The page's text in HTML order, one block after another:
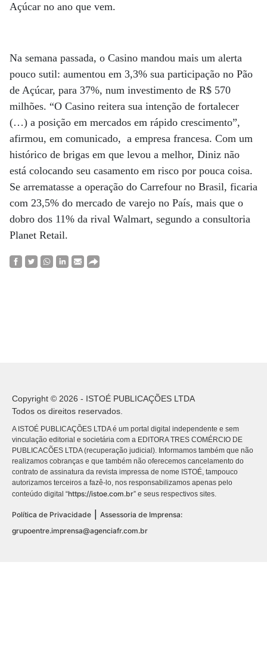
Açúcar no ano que vem.
Na semana passada, o Casino mandou mais um alerta
pouco sutil: aumentou em 3,3% sua participação no Pão
de Açúcar, para 37%, num investimento de R$ 570
milhões. “O Casino reitera sua intenção de fortalecer
(…) a posição em mercados em rápido crescimento”,
afirmou, em comunicado, a empresa francesa. Com um
histórico de brigas em que levou a melhor, Diniz não
está colocando seu casamento em risco por pouca coisa.
Se arrematasse a operação do Carrefour no Brasil, ficaria
com 23,5% do mercado de varejo no País, mais que o
dobro dos 11% da rival Walmart, segundo a consultoria
Planet Retail.
Copyright © 2026 - ISTOÉ PUBLICAÇÕES LTDA
Todos os direitos reservados.
A ISTOÉ PUBLICAÇÕES LTDA é um portal digital independente e sem
vinculação editorial e societária com a EDITORA TRES COMÉRCIO DE
PUBLICACÕES LTDA (recuperação judicial). Informamos também que não
realizamos cobranças e que também não oferecemos cancelamento do
contrato de assinatura da revista impressa de nome ISTOÉ, tampouco
autorizamos terceiros a fazê-lo, nos responsabilizamos apenas pelo
conteúdo digital “https://istoe.com.br” e seus respectivos sites.
Política de Privacidade
Assessoria de Imprensa:
grupoentre.imprensa@agenciafr.com.br